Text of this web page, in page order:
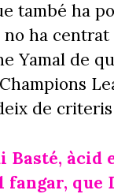
també ha
no ha
Yamal de
de
Basté, àcid
fangar, que